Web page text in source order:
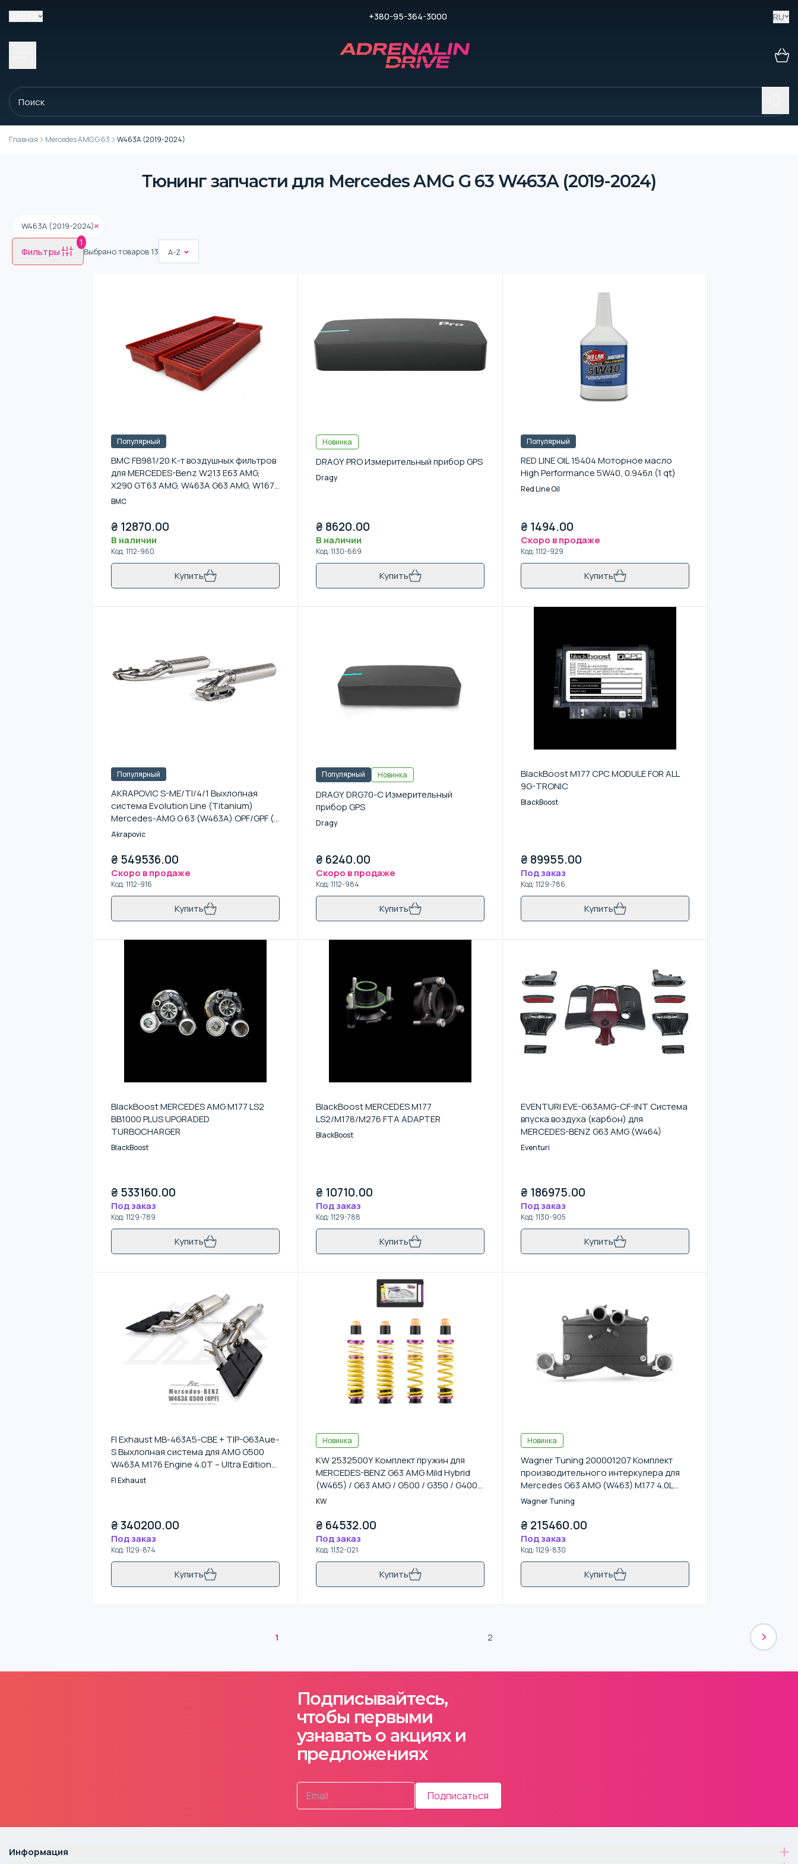
+380-95-364-3000 RU
Главная Mercedes AMG G 63 W463A (2019-2024)
Тюнинг запчасти для Mercedes AMG G 63 W463A (2019-2024)
W463A (2019-2024)
Фильтры
1
Выбрано товаров 13 A-Z
Популярный
BMC FB981/20 К-т воздушных фильтров
для MERCEDES-Benz W213 E63 AMG,
X290 GT63 AMG, W463A G63 AMG, W167
GLE63 AMG, W222 S63 AMG
BMC
₴ 12870.00
В наличии
Код:1112-960
Купить
Новинка
DRAGY PRO Измерительный прибор GPS
Dragy
₴ 8620.00
В наличии
Код:1130-669
Купить
Популярный
RED LINE OIL 15404 Моторное масло
High Performance 5W40, 0.946л (1 qt)
Red Line Oil
₴ 1494.00
Скоро в продаже
Код:1112-929
Купить
Популярный
AKRAPOVIC S-ME/TI/4/1 Выхлопная
система Evolution Line (Titanium)
Mercedes-AMG G 63 (W463A) OPF/GPF (с
насадками)
Akrapovic
₴ 549536.00
Скоро в продаже
Код:1112-916
Купить
Популярный Новинка
DRAGY DRG70-C Измерительный
прибор GPS
Dragy
₴ 6240.00
Скоро в продаже
Код:1112-984
Купить
BlackBoost M177 CPC MODULE FOR ALL
9G-TRONIC
BlackBoost
₴ 89955.00
Под заказ
Код:1129-786
Купить
BlackBoost MERCEDES AMG M177 LS2
BB1000 PLUS UPGRADED
TURBOCHARGER
BlackBoost
₴ 533160.00
Под заказ
Код:1129-789
Купить
BlackBoost MERCEDES M177
LS2/M178/M276 FTA ADAPTER
BlackBoost
₴ 10710.00
Под заказ
Код:1129-788
Купить
EVENTURI EVE-G63AMG-CF-INT Система
впуска воздуха (карбон) для
MERCEDES-BENZ G63 AMG (W464)
Eventuri
₴ 186975.00
Под заказ
Код:1130-905
Купить
FI Exhaust MB-463A5-CBE + TIP-G63Aue-
S Выхлопная система для AMG G500
W463A M176 Engine 4.0T – Ultra Edition
2018+ (Triple Square Silver Tips)
FI Exhaust
₴340200.00
Под заказ
Код:1129-874
Купить
Новинка
KW 2532500Y Комплект пружин для
MERCEDES-BENZ G63 AMG Mild Hybrid
(W465) / G63 AMG / G500 / G350 / G400d
/ G350d (W463 / W463A)
KW
₴ 64532.00
Под заказ
Код:1132-021
Купить
Новинка
Wagner Tuning 200001207 Комплект
производительного интеркулера для
Mercedes G63 AMG (W463) M177 4.0L
2018г.+
Wagner Tuning
₴ 215460.00
Под заказ
Код:1129-830
Купить
1 2
Подписывайтесь,
чтобы первыми
узнавать о акциях и
предложениях
Подписаться
Информация